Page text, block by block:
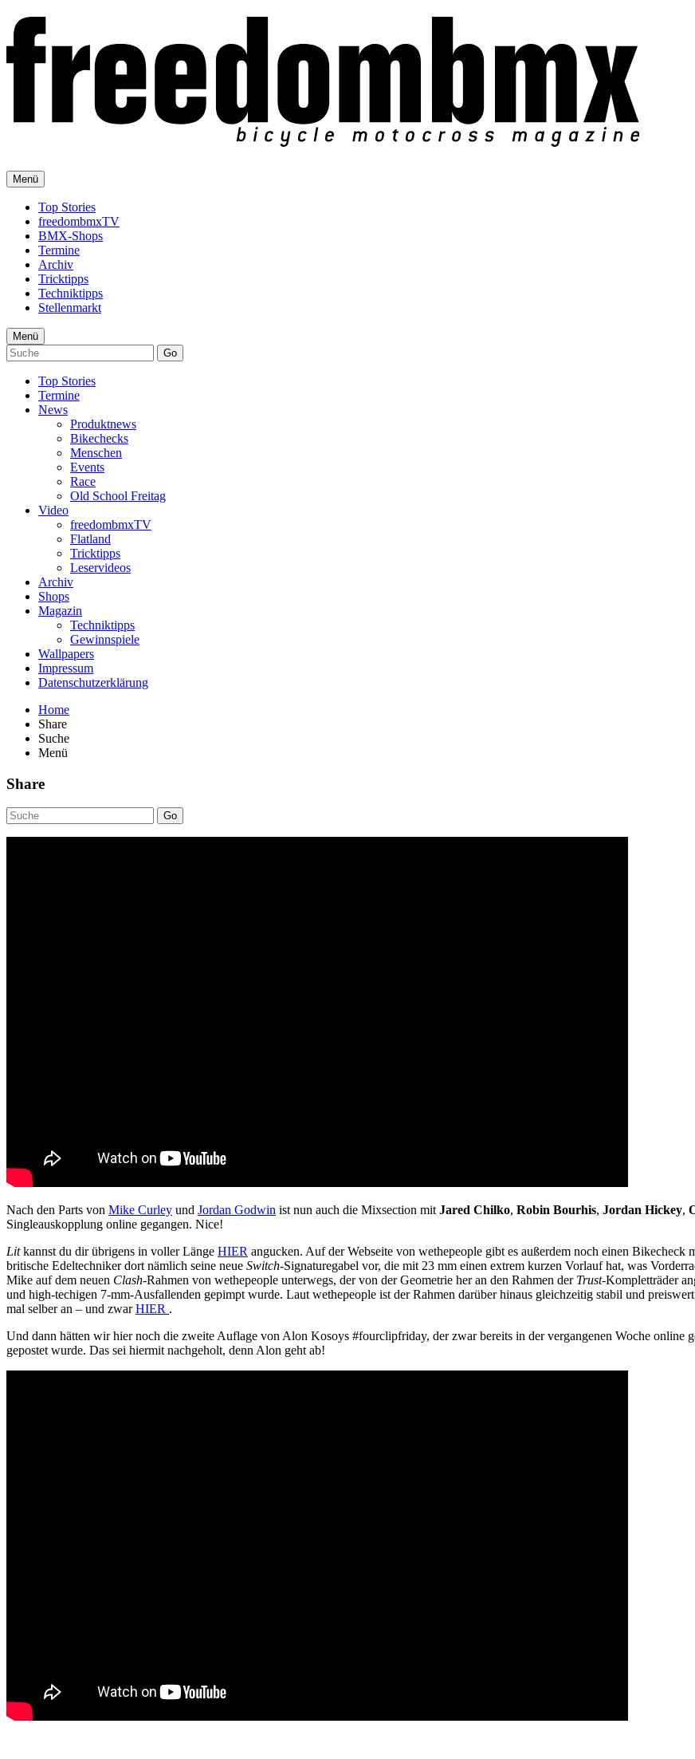
Menü
Top Stories
freedombmxTV
BMX-Shops
Termine
Archiv
Tricktipps
Techniktipps
Stellenmarkt
Menü
Go
Top Stories
Termine
News
Produktnews
Bikechecks
Menschen
Events
Race
Old School Freitag
Video
freedombmxTV
Flatland
Tricktipps
Leservideos
Archiv
Shops
Magazin
Techniktipps
Gewinnspiele
Wallpapers
Impressum
Datenschutzerklärung
Home
Share
Suche
Menü
Share
Go
Nach den Parts von Mike Curley und Jordan Godwin ist nun auch die Mixsection mit Jared Chilko, Robin Bourhis, Jordan Hickey,
Singleauskopplung online gegangen. Nice!
Litkannst du dir übrigens in voller Länge HIER angucken. Auf der Webseite von wethepeople gibt es außerdem noch einen
britische Edeltechniker dort nämlich seine neue Switch-Signaturegabel vor, die mit 23 mm einen extrem kurzen Vorlauf hat, was
Mike auf dem neuen Clash-Rahmen von wethepeople unterwegs, der von der Geometrie her an den Rahmen der Trust-Kompletträder
und high-techigen 7-mm-Ausfallenden gepimpt wurde. Laut wethepeople ist der Rahmen darüber hinaus gleichzeitig stabil und
mal selber an – und zwarHIER .
Und dann hätten wir hier noch die zweite Auflage von Alon Kosoys #fourclipfriday, der zwar bereits in der vergangenen Woche online
gepostet wurde. Das sei hiermit nachgeholt, denn Alon geht ab!